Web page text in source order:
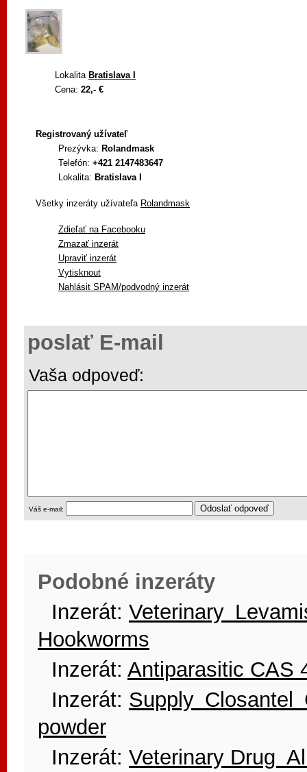
Lokalita Bratislava I
Cena: 22,- €
Registrovaný užívateľ
Prezývka: Rolandmask
Telefón: +421 2147483647
Lokalita: Bratislava I
Všetky inzeráty užívateľa Rolandmask
Zdieľať na Facebooku
Zmazať inzerát
Upraviť inzerát
Vytisknout
Nahlásit SPAM/podvodný inzerát
poslať E-mail
Vaša odpoveď:
Váš e-mail:
Podobné inzeráty
Inzerát: Veterinary
Hookworms
Inzerát: Antiparasitic CAS
Inzerát: Supply Closantel
powder
Inzerát: Veterinary Drug